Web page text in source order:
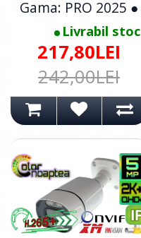
Gama: PRO 2025 ●
Livrabil stoc
217,80LEI
242,00LEI